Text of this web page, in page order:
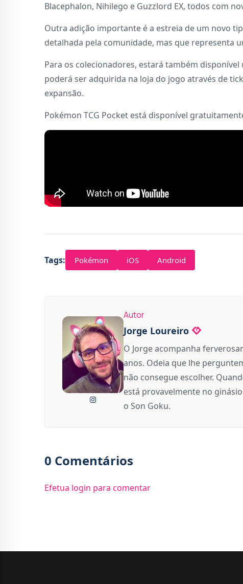
Blacephalon, Nihilego e Guzzlord EX, todos com
Outra adição importante é a estreia de um novo
detalhada pela comunidade, mas que representa
Para os colecionadores, estará também
poderá ser adquirida na loja do jogo através de
expansão.
Pokémon TCG Pocket está disponível
Tags: Pokémon iOS Android
Autor
Jorge Loureiro
O Jorge acompanha
anos. Odeia que lhe
não consegue escolher.
está provavelmente no
o Son Goku.
0 Comentários
Efetua login para comentar